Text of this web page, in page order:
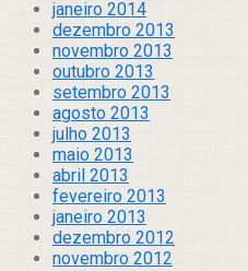
janeiro 2014
dezembro 2013
novembro 2013
outubro 2013
setembro 2013
agosto 2013
julho 2013
maio 2013
abril 2013
fevereiro 2013
janeiro 2013
dezembro 2012
novembro 2012